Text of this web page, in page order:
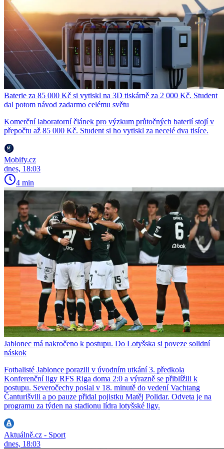
Baterie za 85 000 Kč si vytiskl na 3D tiskárně za 2 000 Kč. Student
dal potom návod zadarmo celému světu
Komerční laboratorní článek pro výzkum průtočných baterií stojí v
přepočtu až 85 000 Kč. Student si ho vytiskl za necelé dva tisíce.
Mobify.cz
dnes, 18:03
4 min
Jablonec má nakročeno k postupu. Do Lotyšska si poveze solidní
náskok
Fotbalisté Jablonce porazili v úvodním utkání 3. předkola
Konferenční ligy RFS Riga doma 2:0 a výrazně se přiblížili k
postupu. Severočechy poslal v 18. minutě do vedení Vachtang
Čanturišvili a po pauze přidal pojistku Matěj Polidar. Odveta je na
programu za týden na stadionu lídra lotyšské ligy.
Aktuálně.cz - Sport
dnes, 18:03